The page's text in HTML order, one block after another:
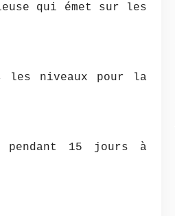
qui émet sur les
les niveaux pour la
pendant 15 jours à